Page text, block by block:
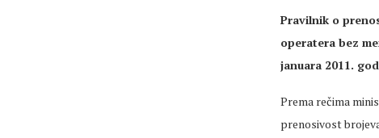
Pravilnik o
operatera bez
januara 2011.
Prema rečima
prenosivost